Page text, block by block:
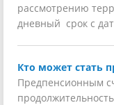
рассмотрению
дневный срок с
Кто может стать
Предпенсионным